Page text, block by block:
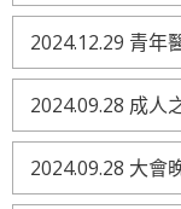
2024.12.29 青
2024.09.28 成人
2024.09.28 大會